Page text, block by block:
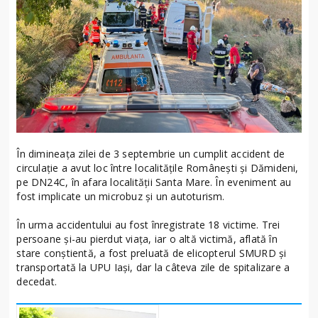
În dimineața zilei de 3 septembrie un cumplit accident de
circulație a avut loc între localitățile Românești și Dămideni,
pe DN24C, în afara localității Santa Mare. În eveniment au
fost implicate un microbuz și un autoturism.
În urma accidentului au fost înregistrate 18 victime. Trei
persoane și-au pierdut viața, iar o altă victimă, aflată în
stare conștientă, a fost preluată de elicopterul SMURD și
transportată la UPU Iași, dar la câteva zile de spitalizare a
decedat.